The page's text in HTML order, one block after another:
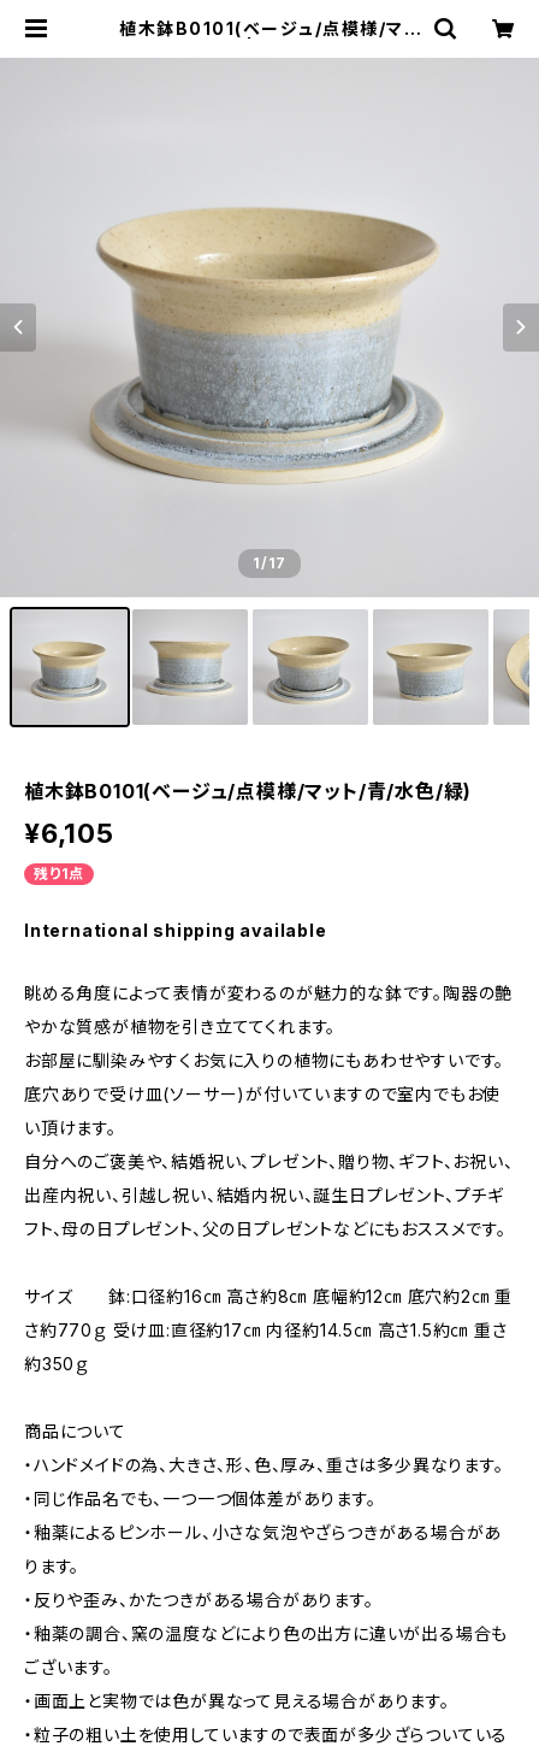
植木鉢B0101(ベージュ/点模様/マッ
1/17
植木鉢B0101(ベージュ/点模様/マット/青/水色/緑)
¥6,105
残り1点
International shipping available
眺める角度によって表情が変わるのが魅力的な鉢です。陶器の艶
やかな質感が植物を引き立ててくれます。
お部屋に馴染みやすくお気に入りの植物にもあわせやすいです。
底穴ありで受け皿(ソーサー)が付いていますので室内でもお使
い頂けます。
自分へのご褒美や、結婚祝い、プレゼント、贈り物、ギフト、お祝い、
出産内祝い、引越し祝い、結婚内祝い、誕生日プレゼント、プチギ
フト、母の日プレゼント、父の日プレゼントなどにもおススメです。
サイズ 鉢:口径約16㎝ 高さ約8㎝ 底幅約12㎝ 底穴約2㎝ 重
さ約770ｇ 受け皿:直径約17㎝ 内径約14.5㎝ 高さ1.5約㎝ 重さ
約350ｇ
商品について
・ハンドメイドの為、大きさ、形、色、厚み、重さは多少異なります。
・同じ作品名でも、一つ一つ個体差があります。
・釉薬によるピンホール、小さな気泡やざらつきがある場合があ
ります。
・反りや歪み、かたつきがある場合があります。
・釉薬の調合、窯の温度などにより色の出方に違いが出る場合も
ございます。
・画面上と実物では色が異なって見える場合があります。
・粒子の粗い土を使用していますので表面が多少ざらついている